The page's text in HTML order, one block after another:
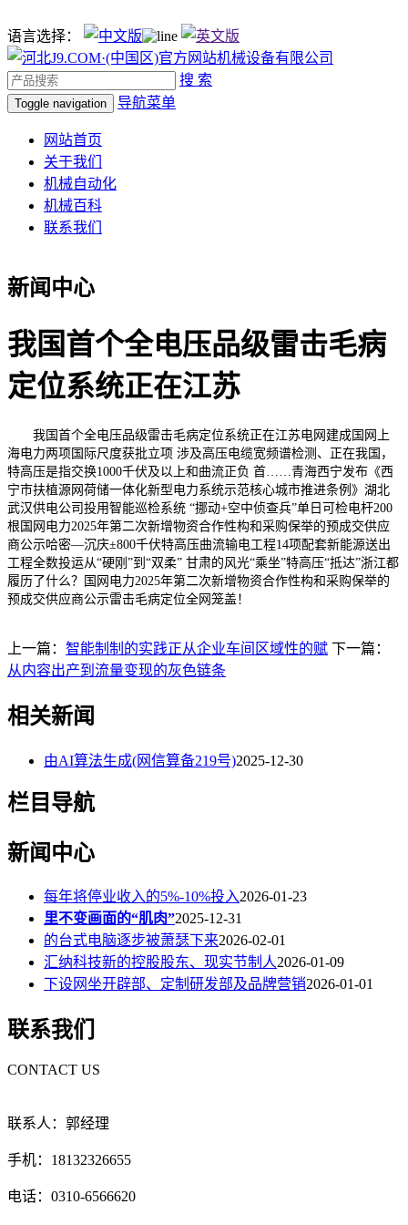
语言选择：
搜 索
Toggle navigation 导航菜单
网站首页
关于我们
机械自动化
机械百科
联系我们
新闻中心
我国首个全电压品级雷击毛病
定位系统正在江苏
我国首个全电压品级雷击毛病定位系统正在江苏电网建成国网上
海电力两项国际尺度获批立项 涉及高压电缆宽频谱检测、正在我国，
特高压是指交换1000千伏及以上和曲流正负 首……青海西宁发布《西
宁市扶植源网荷储一体化新型电力系统示范核心城市推进条例》湖北
武汉供电公司投用智能巡检系统 “挪动+空中侦查兵”单日可检电杆200
根国网电力2025年第二次新增物资合作性构和采购保举的预成交供应
商公示哈密—沉庆±800千伏特高压曲流输电工程14项配套新能源送出
工程全数投运从“硬刚”到“双柔” 甘肃的风光“乘坐”特高压“抵达”浙江都
履历了什么？国网电力2025年第二次新增物资合作性构和采购保举的
预成交供应商公示雷击毛病定位全网笼盖！
上一篇： 智能制制的实践正从企业车间区域性的赋 下一篇：
从内容出产到流量变现的灰色链条
相关新闻
由AI算法生成(网信算备219号)2025-12-30
栏目导航
新闻中心
每年将停业收入的5%-10%投入2026-01-23
里不变画面的“肌肉”2025-12-31
的台式电脑逐步被萧瑟下来2026-02-01
汇纳科技新的控股股东、现实节制人2026-01-09
下设网坐开辟部、定制研发部及品牌营销2026-01-01
联系我们
CONTACT US
联系人：郭经理
手机：18132326655
电话：0310-6566620